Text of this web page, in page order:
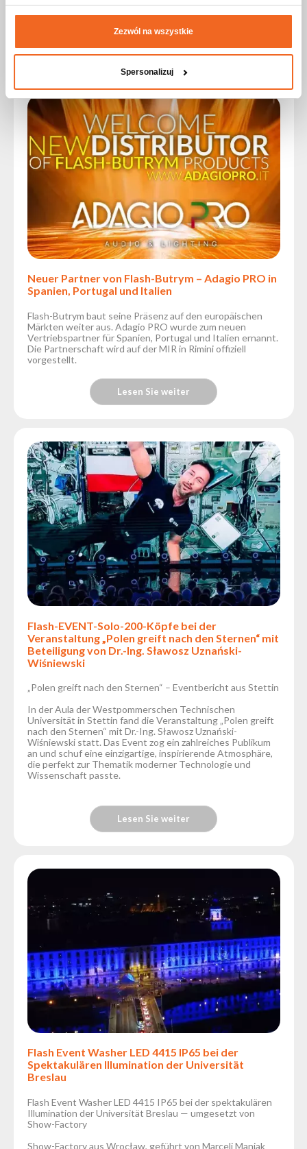
Zezwól na wszystkie
Spersonalizuj
Neuer Partner von Flash-Butrym – Adagio PRO in
Spanien, Portugal und Italien
Flash-Butrym baut seine Präsenz auf den europäischen
Märkten weiter aus. Adagio PRO wurde zum neuen
Vertriebspartner für Spanien, Portugal und Italien ernannt.
Die Partnerschaft wird auf der MIR in Rimini offiziell
vorgestellt.
Lesen Sie weiter
Flash-EVENT-Solo-200-Köpfe bei der
Veranstaltung „Polen greift nach den Sternen“ mit
Beteiligung von Dr.-Ing. Sławosz Uznański-
Wiśniewski
„Polen greift nach den Sternen“ – Eventbericht aus Stettin
In der Aula der Westpommerschen Technischen
Universität in Stettin fand die Veranstaltung „Polen greift
nach den Sternen“ mit Dr.-Ing. Sławosz Uznański-
Wiśniewski statt. Das Event zog ein zahlreiches Publikum
an und schuf eine einzigartige, inspirierende Atmosphäre,
die perfekt zur Thematik moderner Technologie und
Wissenschaft passte.
Lesen Sie weiter
Flash Event Washer LED 4415 IP65 bei der
Spektakulären Illumination der Universität
Breslau
Flash Event Washer LED 4415 IP65 bei der spektakulären
Illumination der Universität Breslau — umgesetzt von
Show-Factory
Show-Factory aus Wrocław, geführt von Marceli Maniak